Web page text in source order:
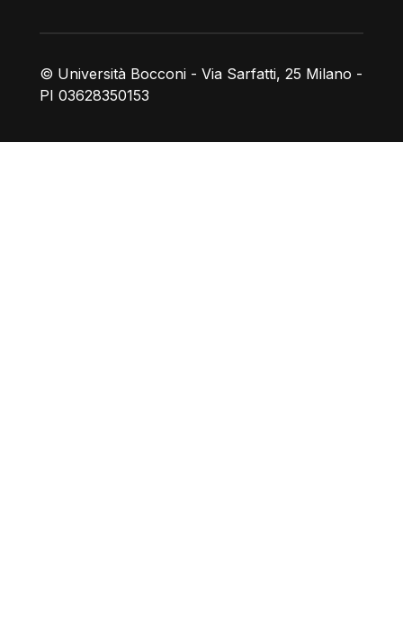
© Università Bocconi - Via Sarfatti, 25 Milano -
PI 03628350153